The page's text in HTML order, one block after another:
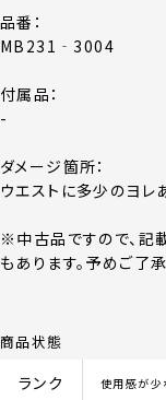
品番：
MB231‐3004
付属品：
-
ダメージ箇所：
ウエストに多少のヨレ
※中古品ですので、記
もあります。予めご了承
商品状態
ランク 使用感が少